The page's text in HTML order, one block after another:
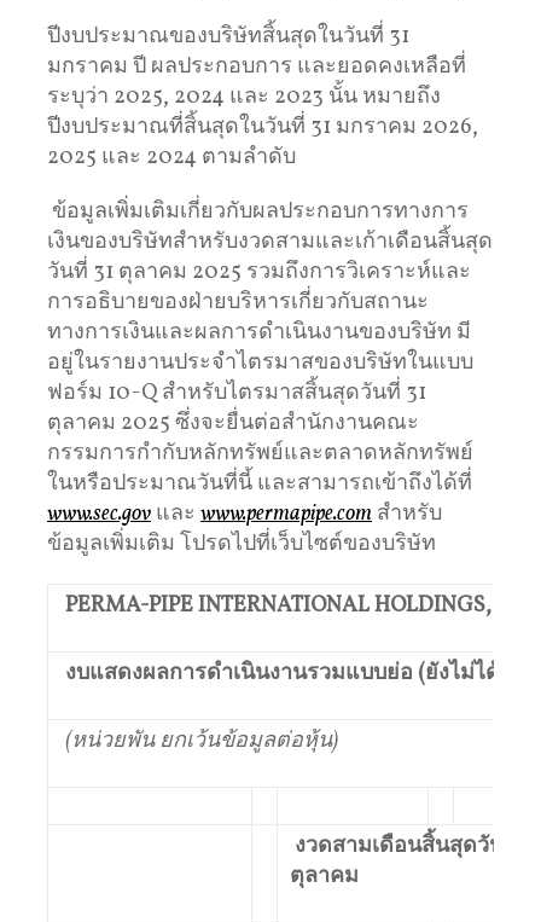
ปีงบประมาณของบริษัทสิ้นสุดในวันที่ 31
มกราคม ปี ผลประกอบการ และยอดคงเหลือที่
ระบุว่า 2025, 2024 และ 2023 นั้น หมายถึง
ปีงบประมาณที่สิ้นสุดในวันที่ 31 มกราคม 2026,
2025 และ 2024 ตามลำดับ
ข้อมูลเพิ่มเติมเกี่ยวกับผลประกอบการทางการ
เงินของบริษัทสำหรับงวดสามและเก้าเดือนสิ้นสุด
วันที่ 31 ตุลาคม 2025 รวมถึงการวิเคราะห์และ
การอธิบายของฝ่ายบริหารเกี่ยวกับสถานะ
ทางการเงินและผลการดำเนินงานของบริษัท มี
อยู่ในรายงานประจำไตรมาสของบริษัทในแบบ
ฟอร์ม 10-Q สำหรับไตรมาสสิ้นสุดวันที่ 31
ตุลาคม 2025 ซึ่งจะยื่นต่อสำนักงานคณะ
กรรมการกำกับหลักทรัพย์และตลาดหลักทรัพย์
ในหรือประมาณวันที่นี้ และสามารถเข้าถึงได้ที่
www.sec.gov และ www.permapipe.com สำหรับ
ข้อมูลเพิ่มเติม โปรดไปที่เว็บไซต์ของบริษัท
PERMA-PIPE INTERNATIONAL HOLDINGS,
งบแสดงผลการดำเนินงานรวมแบบย่อ (ยังไม่ได้ตร
(หน่วยพัน ยกเว้นข้อมูลต่อหุ้น)
งวดสามเดือนสิ้นสุดวันที่
ตุลาคม